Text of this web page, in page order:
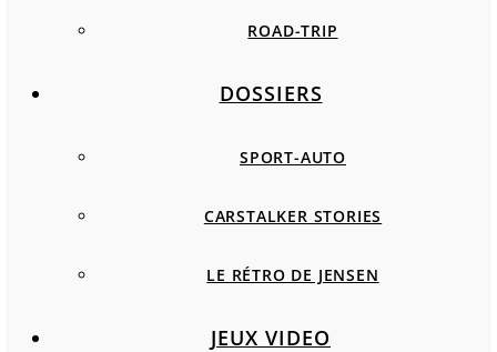
ROAD-TRIP
DOSSIERS
SPORT-AUTO
CARSTALKER STORIES
LE RÉTRO DE JENSEN
JEUX VIDEO